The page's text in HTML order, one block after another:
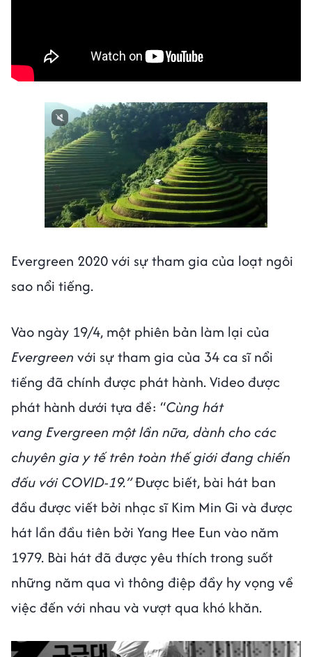
Evergreen 2020 với sự tham gia của loạt ngôi
sao nổi tiếng.
Vào ngày 19/4, một phiên bản làm lại của
Evergreen với sự tham gia của 34 ca sĩ nổi
tiếng đã chính được phát hành. Video được
phát hành dưới tựa đề: “Cùng hát
vang Evergreen một lần nữa, dành cho các
chuyên gia y tế trên toàn thế giới đang chiến
đấu với COVID-19.”Được biết, bài hát ban
đầu được viết bởi nhạc sĩ Kim Min Gi và được
hát lần đầu tiên bởi Yang Hee Eun vào năm
1979. Bài hát đã được yêu thích trong suốt
những năm qua vì thông điệp đầy hy vọng về
việc đến với nhau và vượt qua khó khăn.